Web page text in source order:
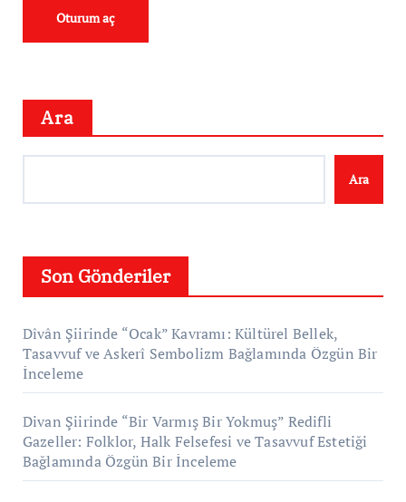
Ara
Ara
Son Gönderiler
Dîvân Şiirinde “Ocak” Kavramı: Kültürel Bellek,
Tasavvuf ve Askerî Sembolizm Bağlamında Özgün Bir
İnceleme
Divan Şiirinde “Bir Varmış Bir Yokmuş” Redifli
Gazeller: Folklor, Halk Felsefesi ve Tasavvuf Estetiği
Bağlamında Özgün Bir İnceleme